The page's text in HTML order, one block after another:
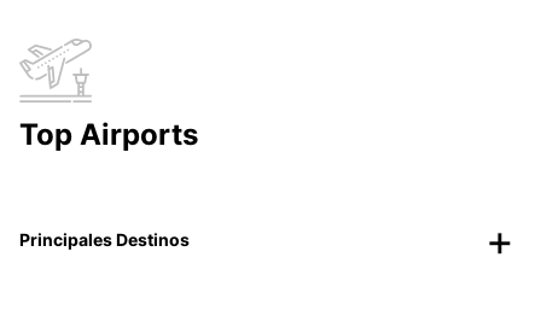
Top Airports
Principales Destinos